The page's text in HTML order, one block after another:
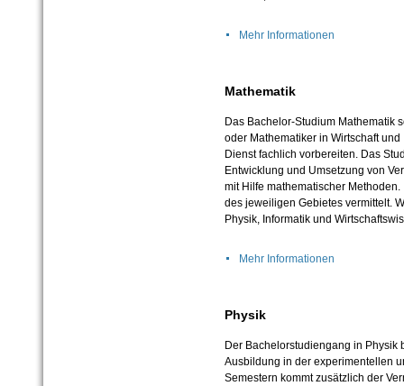
Mehr Informationen
Mathematik
Das Bachelor-Studium Mathematik
oder Mathematiker in Wirtschaft
Dienst fachlich vorbereiten. Das
Entwicklung und Umsetzung von
mit Hilfe mathematischer
des jeweiligen Gebietes vermittelt.
Physik, Informatik und
Mehr Informationen
Physik
Der Bachelorstudiengang in
Ausbildung in der experimentellen
Semestern kommt zusätzlich der